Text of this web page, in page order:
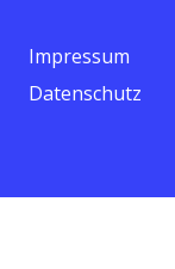
Impressum
Datenschutz